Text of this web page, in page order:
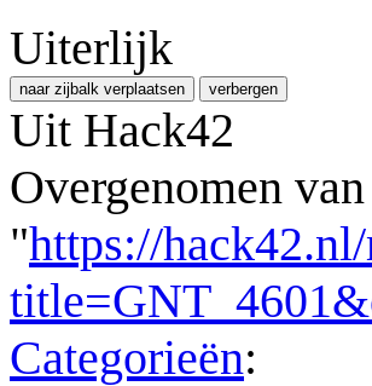
Uiterlijk
naar zijbalk verplaatsen verbergen
Uit Hack42
Overgenomen van
"https://
Categorieën: